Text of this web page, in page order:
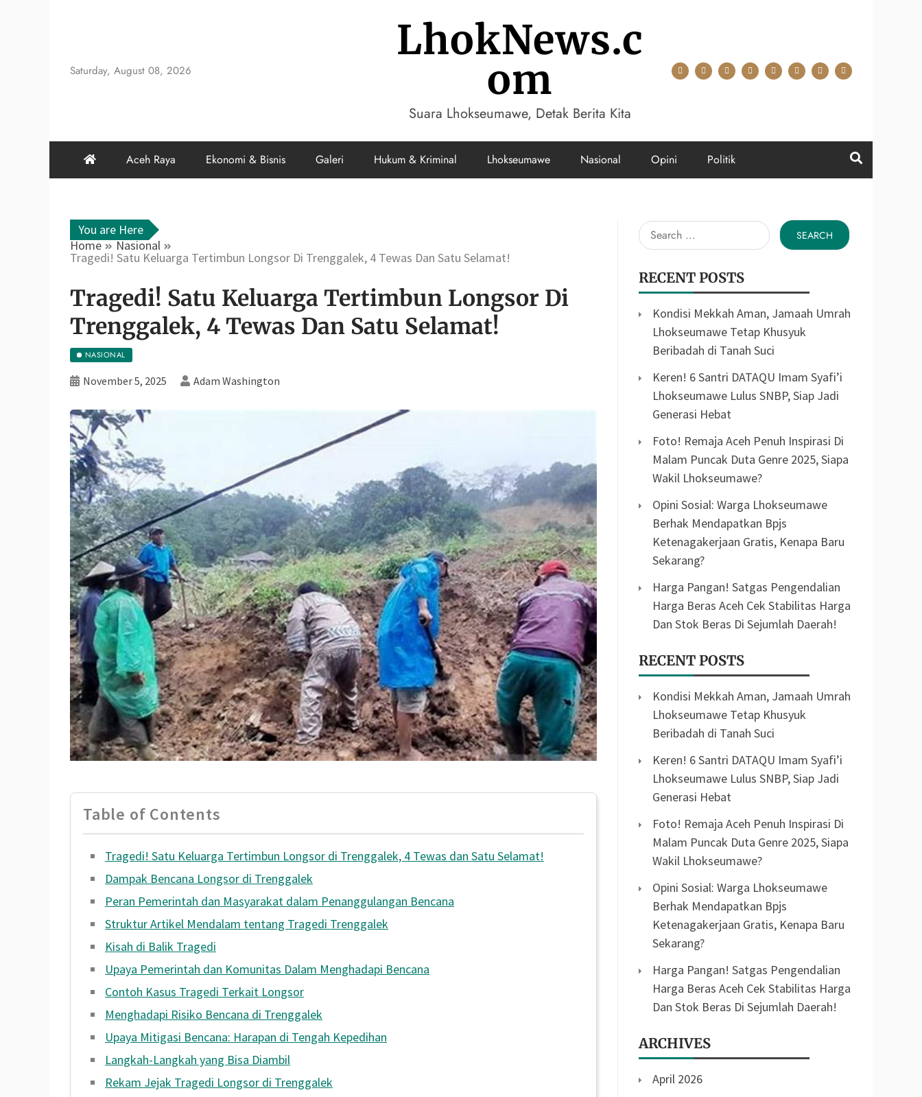
Saturday, August 08, 2026
LhokNews.c
om
Suara Lhokseumawe, Detak Berita Kita
Aceh Raya Ekonomi & Bisnis Galeri Hukum & Kriminal Lhokseumawe Nasional Opini Politik
You are Here
Home
Nasional
Tragedi! Satu Keluarga Tertimbun Longsor Di Trenggalek, 4 Tewas Dan Satu Selamat!
Tragedi! Satu Keluarga Tertimbun Longsor Di
Trenggalek, 4 Tewas Dan Satu Selamat!
NASIONAL
November 5, 2025 Adam Washington
Table of Contents
Tragedi! Satu Keluarga Tertimbun Longsor di Trenggalek, 4 Tewas dan Satu Selamat!
Dampak Bencana Longsor di Trenggalek
Peran Pemerintah dan Masyarakat dalam Penanggulangan Bencana
Struktur Artikel Mendalam tentang Tragedi Trenggalek
Kisah di Balik Tragedi
Upaya Pemerintah dan Komunitas Dalam Menghadapi Bencana
Contoh Kasus Tragedi Terkait Longsor
Menghadapi Risiko Bencana di Trenggalek
Upaya Mitigasi Bencana: Harapan di Tengah Kepedihan
Langkah-Langkah yang Bisa Diambil
Rekam Jejak Tragedi Longsor di Trenggalek
Search
for:
RECENT POSTS
Kondisi Mekkah Aman, Jamaah Umrah
Lhokseumawe Tetap Khusyuk
Beribadah di Tanah Suci
Keren! 6 Santri DATAQU Imam Syafi’i
Lhokseumawe Lulus SNBP, Siap Jadi
Generasi Hebat
Foto! Remaja Aceh Penuh Inspirasi Di
Malam Puncak Duta Genre 2025, Siapa
Wakil Lhokseumawe?
Opini Sosial: Warga Lhokseumawe
Berhak Mendapatkan Bpjs
Ketenagakerjaan Gratis, Kenapa Baru
Sekarang?
Harga Pangan! Satgas Pengendalian
Harga Beras Aceh Cek Stabilitas Harga
Dan Stok Beras Di Sejumlah Daerah!
RECENT POSTS
Kondisi Mekkah Aman, Jamaah Umrah
Lhokseumawe Tetap Khusyuk
Beribadah di Tanah Suci
Keren! 6 Santri DATAQU Imam Syafi’i
Lhokseumawe Lulus SNBP, Siap Jadi
Generasi Hebat
Foto! Remaja Aceh Penuh Inspirasi Di
Malam Puncak Duta Genre 2025, Siapa
Wakil Lhokseumawe?
Opini Sosial: Warga Lhokseumawe
Berhak Mendapatkan Bpjs
Ketenagakerjaan Gratis, Kenapa Baru
Sekarang?
Harga Pangan! Satgas Pengendalian
Harga Beras Aceh Cek Stabilitas Harga
Dan Stok Beras Di Sejumlah Daerah!
ARCHIVES
April 2026